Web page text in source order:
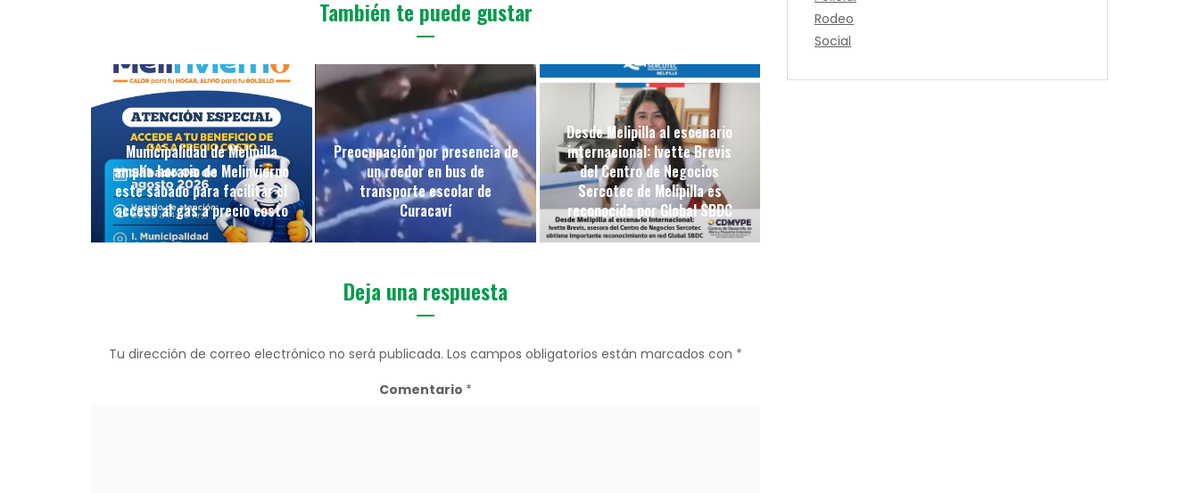
También te puede gustar
Municipalidad de Melipilla
amplía horario de Melinvierno
este sábado para facilitar el
acceso al gas a precio costo
Preocupación por presencia de
un roedor en bus de
transporte escolar de
Curacaví
Desde Melipilla al escenario
internacional: Ivette Brevis
del Centro de Negocios
Sercotec de Melipilla es
reconocida por Global SBDC
Deja una respuesta
Tu dirección de correo electrónico no será publicada. Los campos obligatorios están marcados con *
Comentario *
Rodeo
Social